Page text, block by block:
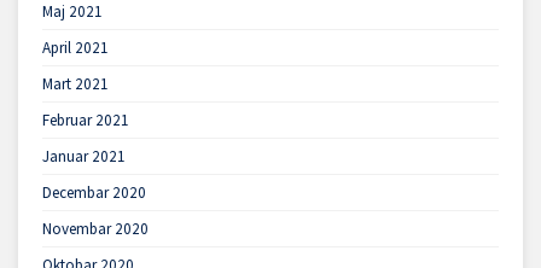
Maj 2021
April 2021
Mart 2021
Februar 2021
Januar 2021
Decembar 2020
Novembar 2020